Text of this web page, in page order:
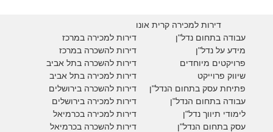
דירות למכירה קרית אונו
דירות למכירה במרכז
דירות להשכרה במרכז
דירות להשכרה בתל אביב
דירות למכירה בתל אביב
דירות להשכרה בירושלים
דירות למכירה בירושלים
דירות למכירה בכרמיאל
דירות להשכרה בכרמיאל
עבודה בתחום נדל"ן
מידע על נדל"ן
פרויקטים מיוחדים
שיווק פרוייקט
פתיחת עסק בתחום הנדל"ן
עבודה בתחום הנדל"ן
לימודי תיווך נדל"ן
עסק בתחום הנדל"ן